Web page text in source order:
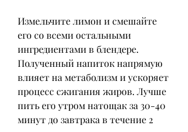
Измельчите лимон и смешайте
его со всеми остальными
ингредиентами в блендере.
Полученный напиток напрямую
влияет на метаболизм и ускоряет
процесс сжигания жиров. Лучше
пить его утром натощак за 30-40
минут до завтрака в течение 2